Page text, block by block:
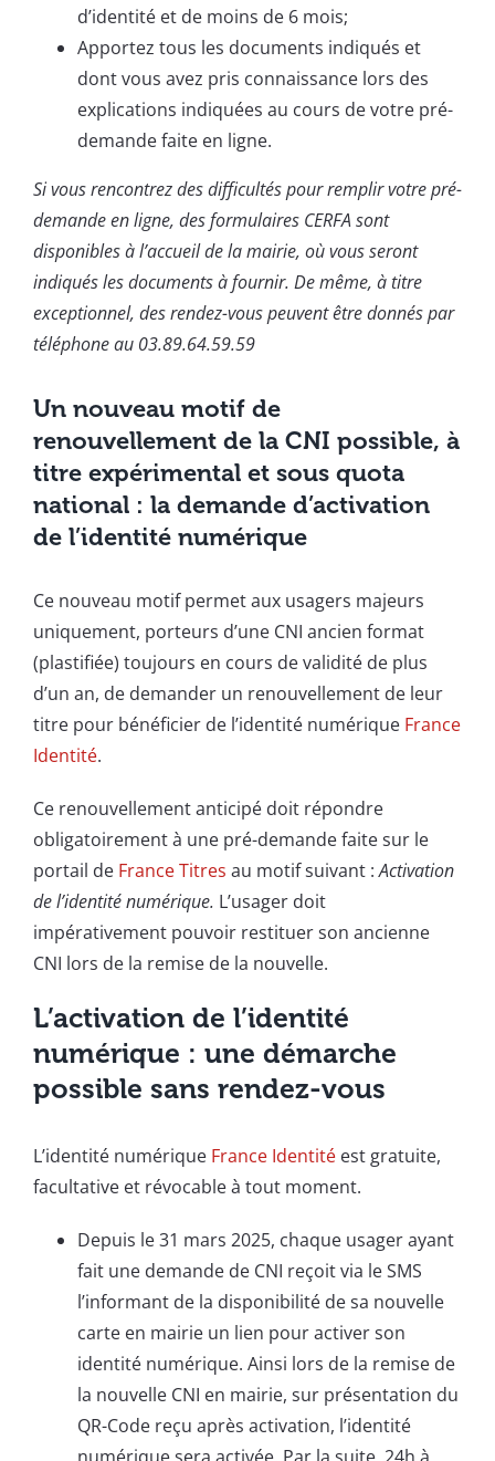
d’identité et de moins de 6 mois;
Apportez tous les documents indiqués et
dont vous avez pris connaissance lors des
explications indiquées au cours de votre pré-
demande faite en ligne.
Si vous rencontrez des difficultés pour remplir votre pré-
demande en ligne, des formulaires CERFA sont
disponibles à l’accueil de la mairie, où vous seront
indiqués les documents à fournir. De même, à titre
exceptionnel, des rendez-vous peuvent être donnés par
téléphone au 03.89.64.59.59
Un nouveau motif de
renouvellement de la CNI possible, à
titre expérimental et sous quota
national : la demande d’activation
de l’identité numérique
Ce nouveau motif permet aux usagers majeurs
uniquement, porteurs d’une CNI ancien format
(plastifiée) toujours en cours de validité de plus
d’un an, de demander un renouvellement de leur
titre pour bénéficier de l’identité numérique France
Identité.
Ce renouvellement anticipé doit répondre
obligatoirement à une pré-demande faite sur le
portail de France Titres au motif suivant :Activation
de l’identité numérique. L’usager doit
impérativement pouvoir restituer son ancienne
CNI lors de la remise de la nouvelle.
L’activation de l’identité
numérique : une démarche
possible sans rendez-vous
L’identité numérique France Identitéest gratuite,
facultative et révocable à tout moment.
Depuis le 31 mars 2025, chaque usager ayant
fait une demande de CNI reçoit via le SMS
l’informant de la disponibilité de sa nouvelle
carte en mairie un lien pour activer son
identité numérique. Ainsi lors de la remise de
la nouvelle CNI en mairie, sur présentation du
QR-Code reçu après activation, l’identité